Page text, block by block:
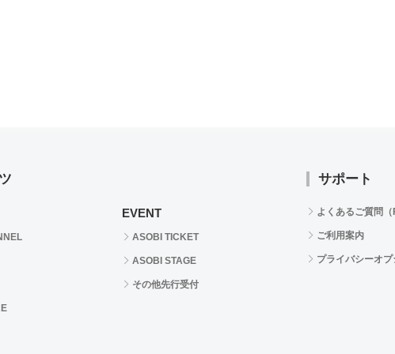
EVENT
ASOBI TICKET
ASOBI STAGE
その他先行受付
サポート
よくあるご質問（
ご利用案内
プライバシーオプ